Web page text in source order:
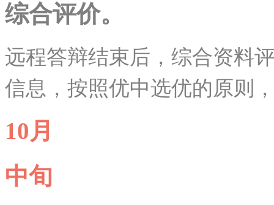
综合评价。
远程答辩结束后，综合资料
信息，按照优中选优的原则
10月
中旬